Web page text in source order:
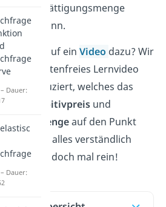
man die Sättigungsmenge
kann.
hast Lust auf ein Video dazu? Wir
ein kostenfreies Lernvideo
dich produziert, welches das
Prohibitivpreisund
auf den Punkt
und dir alles verständlich
Schau doch mal rein!
Dauer:
Dauer: